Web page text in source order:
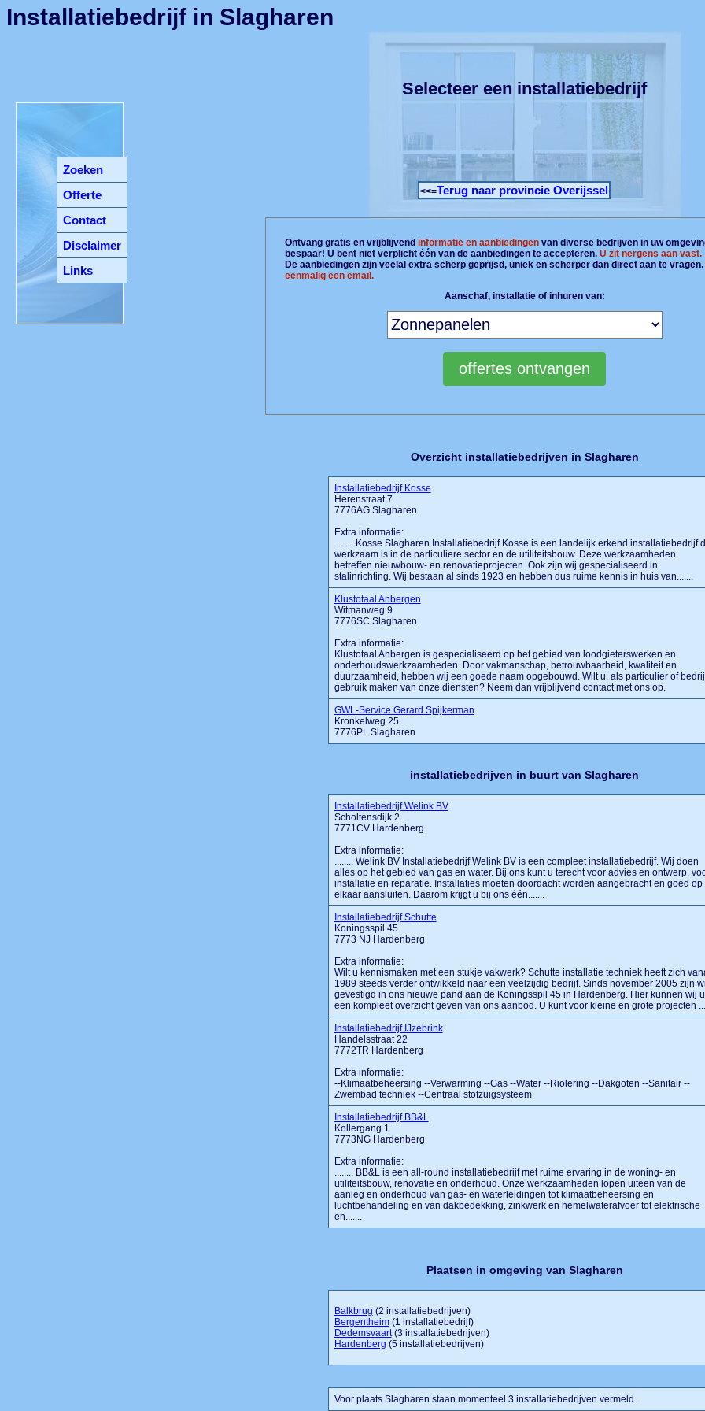
Zoeken
Offerte
Contact
Disclaimer
Links
Installatiebedrijf in Slagharen
Selecteer een installatiebedrijf
<<=Terug naar provincie Overijssel
Ontvang gratis en vrijblijvend informatie en aanbiedingenvan diverse bedrijven in uw
bespaar! U bent niet verplicht één van de aanbiedingen te accepteren. U zit nergens aan vast.
De aanbiedingen zijn veelal extra scherp geprijsd, uniek en scherper dan direct aan te vragen.
eenmalig een email.
Aanschaf, installatie of inhuren van:
Overzicht installatiebedrijven in Slagharen
Installatiebedrijf Kosse
Herenstraat 7
7776AG Slagharen
Extra informatie:
........ Kosse Slagharen Installatiebedrijf Kosse is een landelijk erkend installatiebedrijf
werkzaam is in de particuliere sector en de utiliteitsbouw. Deze werkzaamheden
betreffen nieuwbouw- en renovatieprojecten. Ook zijn wij gespecialiseerd in
stalinrichting. Wij bestaan al sinds 1923 en hebben dus ruime kennis in huis van.......
Klustotaal Anbergen
Witmanweg 9
7776SC Slagharen
Extra informatie:
Klustotaal Anbergen is gespecialiseerd op het gebied van loodgieterswerken en
onderhoudswerkzaamheden. Door vakmanschap, betrouwbaarheid, kwaliteit en
duurzaamheid, hebben wij een goede naam opgebouwd. Wilt u, als particulier of
gebruik maken van onze diensten? Neem dan vrijblijvend contact met ons op.
GWL-Service Gerard Spijkerman
Kronkelweg 25
7776PL Slagharen
installatiebedrijven in buurt van Slagharen
Installatiebedrijf Welink BV
Scholtensdijk 2
7771CV Hardenberg
Extra informatie:
........ Welink BV Installatiebedrijf Welink BV is een compleet installatiebedrijf. Wij doen
alles op het gebied van gas en water. Bij ons kunt u terecht voor advies en ontwerp,
installatie en reparatie. Installaties moeten doordacht worden aangebracht en goed op
elkaar aansluiten. Daarom krijgt u bij ons één.......
Installatiebedrijf Schutte
Koningsspil 45
7773 NJ Hardenberg
Extra informatie:
Wilt u kennismaken met een stukje vakwerk? Schutte installatie techniek heeft zich
1989 steeds verder ontwikkeld naar een veelzijdig bedrijf. Sinds november 2005 zijn
gevestigd in ons nieuwe pand aan de Koningsspil 45 in Hardenberg. Hier kunnen wij u
een kompleet overzicht geven van ons aanbod. U kunt voor kleine en grote projecten
Installatiebedrijf IJzebrink
Handelsstraat 22
7772TR Hardenberg
Extra informatie:
--Klimaatbeheersing --Verwarming --Gas --Water --Riolering --Dakgoten --Sanitair --
Zwembad techniek --Centraal stofzuigsysteem
Installatiebedrijf BB&L
Kollergang 1
7773NG Hardenberg
Extra informatie:
........ BB&L is een all-round installatiebedrijf met ruime ervaring in de woning- en
utiliteitsbouw, renovatie en onderhoud. Onze werkzaamheden lopen uiteen van de
aanleg en onderhoud van gas- en waterleidingen tot klimaatbeheersing en
luchtbehandeling en van dakbedekking, zinkwerk en hemelwaterafvoer tot elektrische
en.......
Plaatsen in omgeving van Slagharen
Balkbrug (2 installatiebedrijven)
Bergentheim(1 installatiebedrijf)
Dedemsvaart(3 installatiebedrijven)
Hardenberg (5 installatiebedrijven)
Voor plaats Slagharen staan momenteel 3 installatiebedrijven vermeld.